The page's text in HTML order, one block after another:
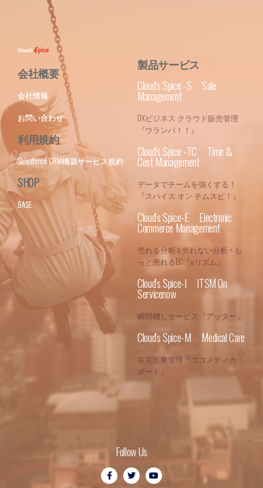
会社概要
会社情報
お問い合わせ
利用規約
Salesforce CRM構築サービス規約
SHOP
BASE
製品サービス
Cloud's Spice -S Sale
Management
DXビジネス クラウド販売管理
『ウランバ！！』
Cloud's Spice -TC Time &
Cost Management
データでチームを強くする！
『スパイス オン チムスピ！』
Cloud's Spice-E Electronic
Commerce Management
売れる分析 x 売れない分析 = も
っと売れるEC『αリズム』
Cloud's Spice-I ITSM On
Servicenow
瞬間棚しサービス『アッター』
Cloud's Spice-M Medical Care
在宅医療管理『ココメディカ・
ボード』
Follow Us